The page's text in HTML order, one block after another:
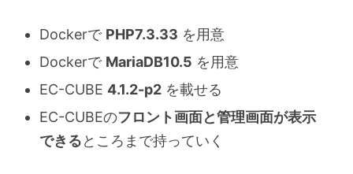
Dockerで PHP7.3.33 を用意
Dockerで MariaDB10.5 を用意
EC-CUBE 4.1.2-p2 を載せる
EC-CUBEのフロント画面と管理画面が表示
できるところまで持っていく